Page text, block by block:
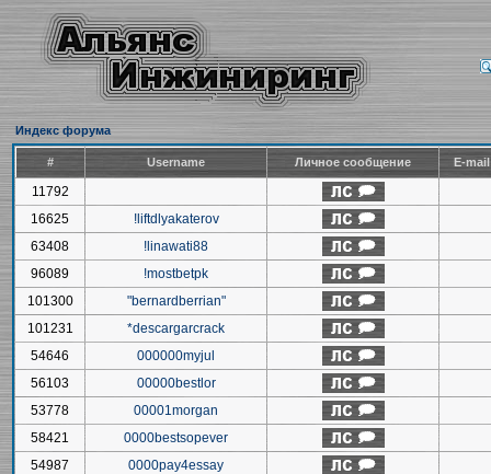
Индекс форума
# Username Личное сообщение E-
11792
16625
!liftdlyakaterov
63408
!linawati88
96089
!mostbetpk
101300
"bernardberrian"
101231
*descargarcrack
54646
000000myjul
56103
00000bestlor
53778
00001morgan
58421
0000bestsopever
54987
0000pay4essay